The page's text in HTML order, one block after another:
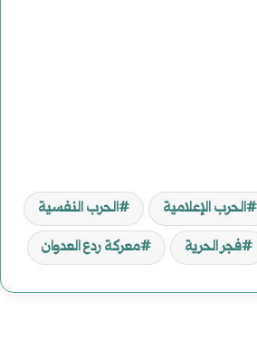
الحرب الإعلامية
الحرب النفسية
فجر الحرية معركة ردع العدوان